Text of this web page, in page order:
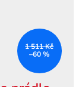
1 511 Kč
–60 %